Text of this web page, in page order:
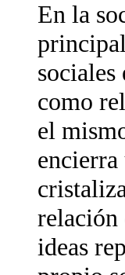
En la
sociales
como
el
relación
ideas